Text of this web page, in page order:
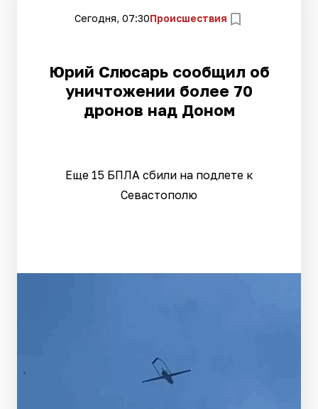
Сегодня, 07:30Происшествия
Юрий Слюсарь сообщил об
уничтожении более 70
дронов над Доном
Еще 15 БПЛА сбили на подлете к
Севастополю